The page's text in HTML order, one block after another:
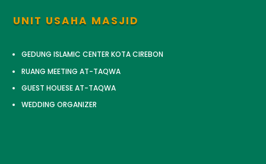
UNIT USAHA MASJID
GEDUNG ISLAMIC CENTER KOTA CIREBON
RUANG MEETING AT-TAQWA
GUEST HOUESE AT-TAQWA
WEDDING ORGANIZER